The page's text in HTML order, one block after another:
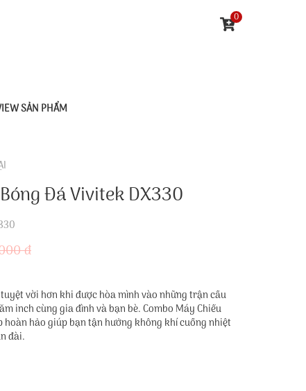
0
SẢN PHẨM
Đá Vivitek DX330
đ
vời hơn khi được hòa mình vào những trận cầu
inch cùng gia đình và bạn bè. Combo Máy Chiếu
hảo giúp bạn tận hưởng không khí cuồng nhiệt
đài.